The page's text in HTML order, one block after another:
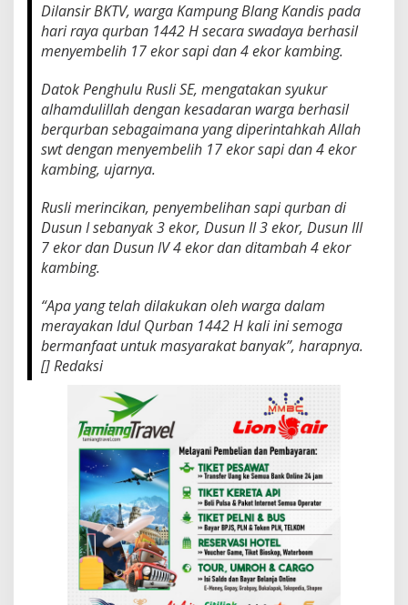
Dilansir BKTV, warga Kampung Blang Kandis pada
hari raya qurban 1442 H secara swadaya berhasil
menyembelih 17 ekor sapi dan 4 ekor kambing.
Datok Penghulu Rusli SE, mengatakan syukur
alhamdulillah dengan kesadaran warga berhasil
berqurban sebagaimana yang diperintahkah Allah
swt dengan menyembelih 17 ekor sapi dan 4 ekor
kambing, ujarnya.
Rusli merincikan, penyembelihan sapi qurban di
Dusun I sebanyak 3 ekor, Dusun II 3 ekor, Dusun III
7 ekor dan Dusun IV 4 ekor dan ditambah 4 ekor
kambing.
“Apa yang telah dilakukan oleh warga dalam
merayakan Idul Qurban 1442 H kali ini semoga
bermanfaat untuk masyarakat banyak”, harapnya.
[] Redaksi